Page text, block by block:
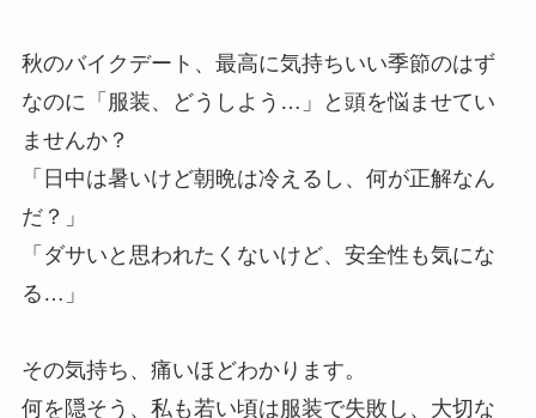
秋のバイクデート、最高に気持ちいい季節のはず
なのに「服装、どうしよう…」と頭を悩ませてい
ませんか？
「日中は暑いけど朝晩は冷えるし、何が正解なん
だ？」
「ダサいと思われたくないけど、安全性も気にな
る…」
その気持ち、痛いほどわかります。
何を隠そう、私も若い頃は服装で失敗し、大切な